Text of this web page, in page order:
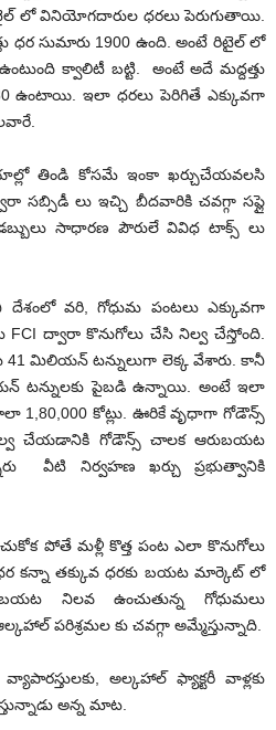
రిటైల్ లో వినియోగదారుల ధరలు పెరుగుతాయి.
ధర సుమారు 1900 ఉంది. అంటే రిటైల్ లో
క్వాలిటీ బట్టి. అంటే అదే మద్దత్తు
80 ఉంటాయి. ఇలా ధరలు పెరిగితే ఎక్కువగా
తిండి కోసమే ఇంకా ఖర్చుచేయవలసి
సబ్సిడీ లు ఇచ్చి బీదవారికి చవగ్గా సప్లై
సాధారణ పౌరులే వివిధ టాక్స్ లు
వరి, గోధుమ పంటలు ఎక్కువగా
FCI ద్వారా కొనుగోలు చేసి నిల్వ చేస్తోంది.
మిలియన్ టన్నులుగా లెక్క వేశారు. కానీ
టన్నులకు పైబడి ఉన్నాయి. అంటే ఇలా
1,80,000 కోట్లు. ఊరికే వృధాగా గోడౌన్స్
చేయడానికి గోడౌన్స్ చాలక ఆరుబయట
వీటి నిర్వహణ ఖర్చు ప్రభుత్వానికి
పోతే మళ్లీ కొత్త పంట ఎలా కొనుగోలు
ధర కన్నా తక్కువ ధరకు బయట మార్కెట్ లో
నిలవ ఉంచుతున్న గోధుమలు
పరిశ్రమల కు చవగ్గా అమ్మేస్తున్నాది.
అల్కహాల్ ఫ్యాక్టరీ వాళ్లకు
అన్న మాట.